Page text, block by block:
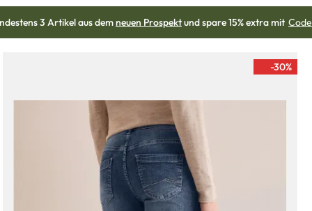
3 Artikel aus demneuen Prospektund spare 15% extra mit
-30%